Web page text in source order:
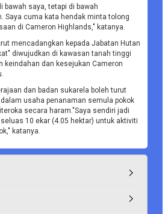
bawah saya, tetapi di bawah
Saya cuma kata hendak minta tolong
di Cameron Highlands," katanya.
mencadangkan kepada Jabatan Hutan
diwujudkan di kawasan tanah tinggi
keindahan dan kesejukan Cameron
dan badan sukarela boleh turut
usaha penanaman semula pokok
secara haram."Saya sendiri jadi
10 ekar (4.05 hektar) untuk aktiviti
katanya.